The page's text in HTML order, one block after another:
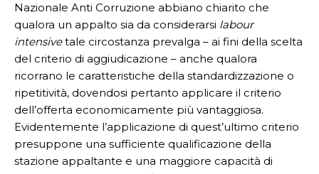
Nazionale Anti Corruzione abbiano chiarito che
qualora un appalto sia da considerarsi labour
intensivetale circostanza prevalga – ai fini della scelta
del criterio di aggiudicazione – anche qualora
ricorrano le caratteristiche della standardizzazione o
ripetitività, dovendosi pertanto applicare il criterio
dell’offerta economicamente più vantaggiosa.
Evidentemente l’applicazione di quest’ultimo criterio
presuppone una sufficiente qualificazione della
stazione appaltante e una maggiore capacità di